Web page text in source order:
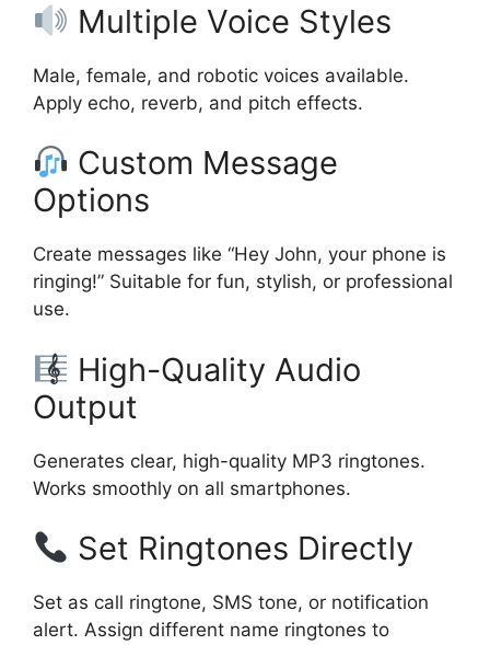
Multiple Voice Styles
Male, female, and robotic voices available.
Apply echo, reverb, and pitch effects.
Custom Message
Options
Create messages like “Hey John, your phone is
ringing!” Suitable for fun, stylish, or professional
use.
High-Quality Audio
Output
Generates clear, high-quality MP3 ringtones.
Works smoothly on all smartphones.
Set Ringtones Directly
Set as call ringtone, SMS tone, or notification
alert. Assign different name ringtones to